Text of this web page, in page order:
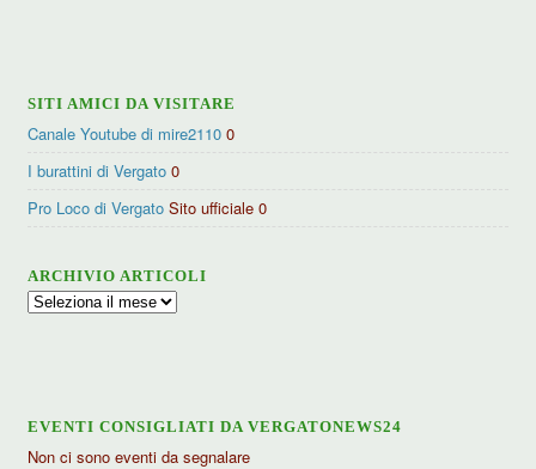
SITI AMICI DA VISITARE
Canale Youtube di mire2110 0
I burattini di Vergato 0
Pro Loco di Vergato Sito ufficiale 0
ARCHIVIO ARTICOLI
Archivio
EVENTI CONSIGLIATI DA VERGATONEWS24
Non ci sono eventi da segnalare